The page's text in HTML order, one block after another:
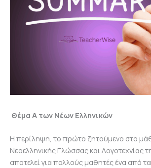
Θέμα Α των Νέων Ελληνικών
Η περίληψη, το πρώτο ζητούμενο στο
Νεοελληνικής Γλώσσας και Λογοτεχνίας
αποτελεί για πολλούς μαθητές ένα από